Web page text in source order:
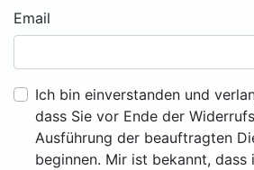
Email
Ich bin einverstanden und
dass Sie vor Ende der
Ausführung der beauftragten
beginnen. Mir ist bekannt,